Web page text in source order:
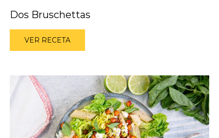
Dos Bruschettas
VER RECETA